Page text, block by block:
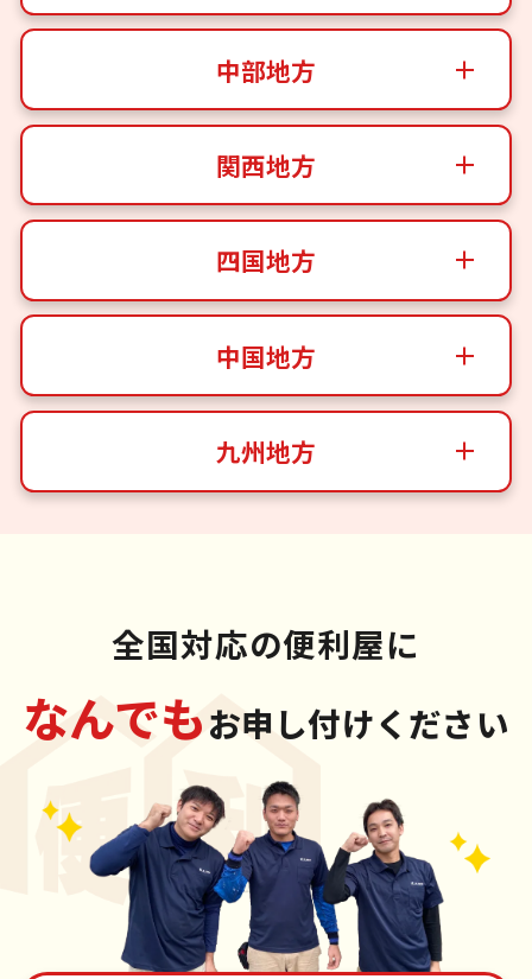
中部地方
関西地方
四国地方
中国地方
九州地方
全国対応の便利屋に
なんでもお申し付けください